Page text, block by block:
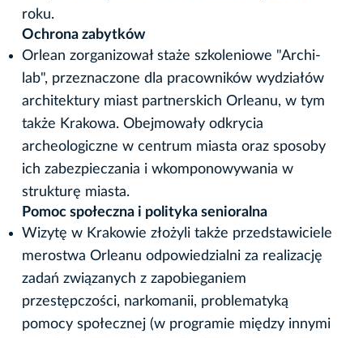
roku.
Ochrona zabytków
Orlean zorganizował staże szkoleniowe "Archi-
lab", przeznaczone dla pracowników wydziałów
architektury miast partnerskich Orleanu, w tym
także Krakowa. Obejmowały odkrycia
archeologiczne w centrum miasta oraz sposoby
ich zabezpieczania i wkomponowywania w
strukturę miasta.
Pomoc społeczna i polityka senioralna
Wizytę w Krakowie złożyli także przedstawiciele
merostwa Orleanu odpowiedzialni za realizację
zadań związanych z zapobieganiem
przestępczości, narkomanii, problematyką
pomocy społecznej (w programie między innymi